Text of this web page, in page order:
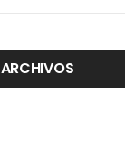
ARCHIVOS